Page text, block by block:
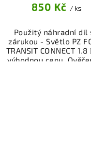
850 Kč / ks
Použitý náhradní díl
zárukou - Světlo PZ
TRANSIT CONNECT 1.8
výhodnou cenu.